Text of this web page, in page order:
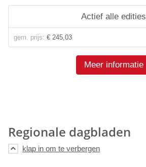
Actief alle edities
gem. prijs: € 245,03
Meer informatie
Regionale dagbladen